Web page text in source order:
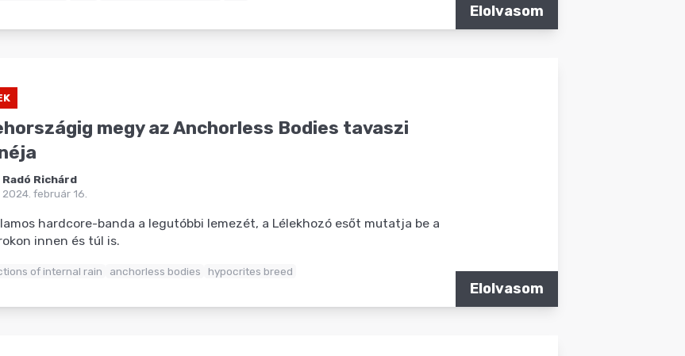
Elolvasom
megy az Anchorless Bodies tavaszi
Radó Richárd
2024. február 16.
hardcore-banda a legutóbbi lemezét, a Lélekhozó esőt mutatja be a
innen és túl is.
of internal rain anchorless bodies hypocrites breed
Elolvasom